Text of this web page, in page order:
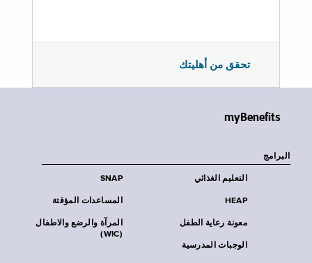
تحقق من أهليتك
myBenefits
البرامج
SNAP التعليم الغذائي
المساعدات المؤقتة HEAP
المرآة والرضع والاطفال
(WIC)
معونة رعاية الطفل
الوجبات المدرسية